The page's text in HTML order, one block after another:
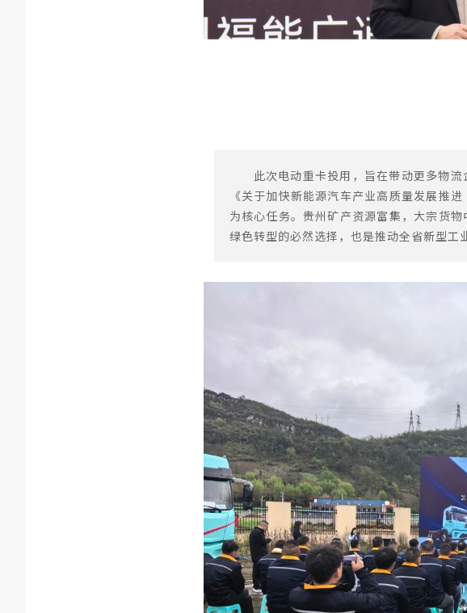
此次电动重卡投用，旨在带动更多物
《关于加快新能源汽车产业高质量发展推
为核心任务。贵州矿产资源富集，大宗货
绿色转型的必然选择，也是推动全省新型工